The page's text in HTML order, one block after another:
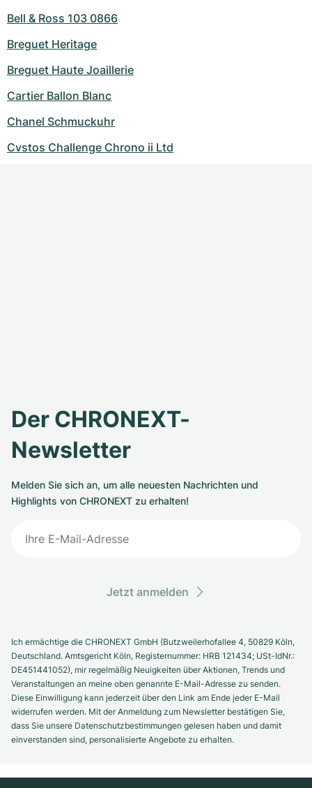
Bell & Ross 103 0866
Breguet Heritage
Breguet Haute Joaillerie
Cartier Ballon Blanc
Chanel Schmuckuhr
Cvstos Challenge Chrono ii Ltd
Der CHRONEXT-
Newsletter
Melden Sie sich an, um alle neuesten Nachrichten und
Highlights von CHRONEXT zu erhalten!
Jetzt anmelden
Ich ermächtige die CHRONEXT GmbH (Butzweilerhofallee 4, 50829 Köln,
Deutschland. Amtsgericht Köln, Registernummer: HRB 121434; USt-IdNr.:
DE451441052), mir regelmäßig Neuigkeiten über Aktionen, Trends und
Veranstaltungen an meine oben genannte E-Mail-Adresse zu senden.
Diese Einwilligung kann jederzeit über den Link am Ende jeder E-Mail
widerrufen werden. Mit der Anmeldung zum Newsletter bestätigen Sie,
dass Sie unsere Datenschutzbestimmungen gelesen haben und damit
einverstanden sind, personalisierte Angebote zu erhalten.